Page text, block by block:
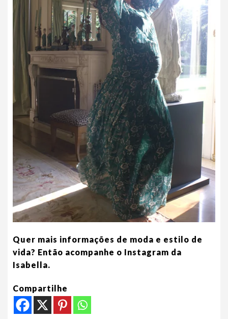
Quer mais informações de moda e estilo de
vida? Então acompanhe o Instagram da
Isabella.
Compartilhe